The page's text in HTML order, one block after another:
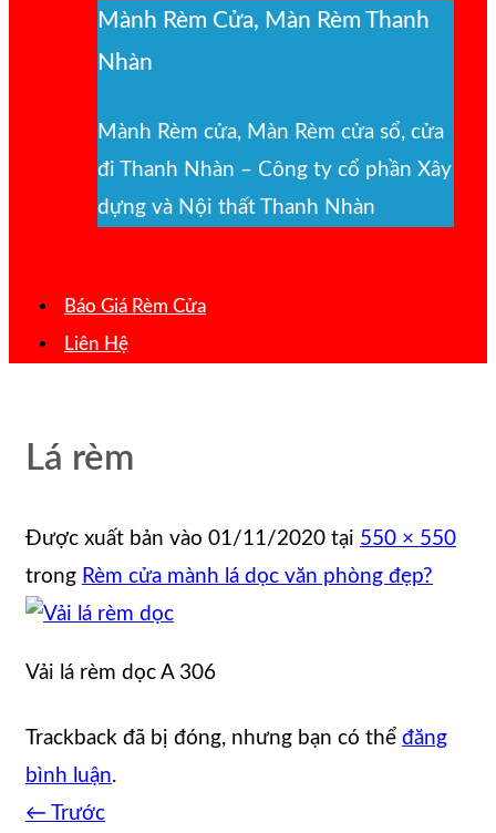
Mành Rèm Cửa, Màn Rèm Thanh
Nhàn
Mành Rèm cửa, Màn Rèm cửa sổ, cửa
đi Thanh Nhàn – Công ty cổ phần Xây
dựng và Nội thất Thanh Nhàn
Báo Giá Rèm Cửa
Liên Hệ
Lá rèm
Được xuất bản vào 01/11/2020 tại 550 × 550
trong Rèm cửa mành lá dọc văn phòng đẹp?
Vải lá rèm dọc A 306
Trackback đã bị đóng, nhưng bạn có thể đăng
bình luận.
← Trước